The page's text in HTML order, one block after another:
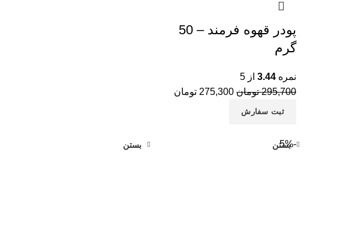
پودر قهوه فرمند – 50
گرم
نمره 3.44 از 5
295,700 تومان 275,300 تومان
ثبت سفارش
-5% بستن بستن